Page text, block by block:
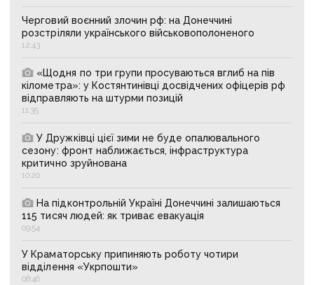
Черговий воєнний злочин рф: на Донеччині
розстріляли українського військовополоненого
12:43
«Щодня по три групи просуваються вглиб на пів
кілометра»: у Костянтинівці досвідчених офіцерів рф
відправляють на штурми позицій
11:35
У Дружківці цієї зими не буде опалювального
сезону: фронт наближається, інфраструктура
критично зруйнована
10:20
На підконтрольній Україні Донеччині залишаються
115 тисяч людей: як триває евакуація
09:54
У Краматорську припиняють роботу чотири
відділення «Укрпошти»
08:46